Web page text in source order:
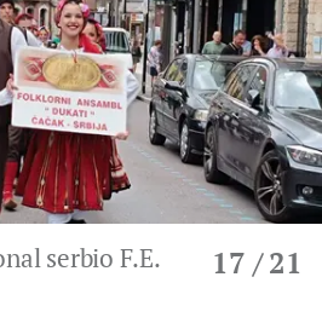
17 / 21
serbio F.E.